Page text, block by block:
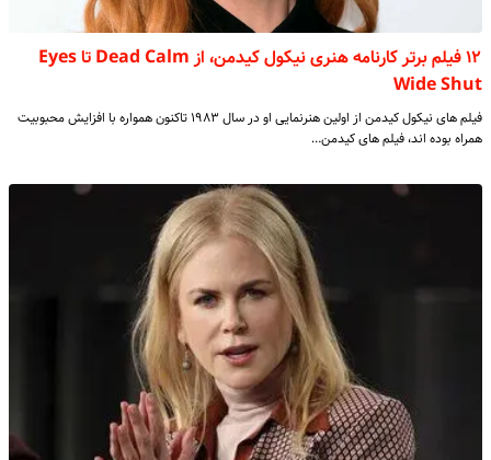
۱۲ فیلم برتر کارنامه هنری نیکول کیدمن، از Dead Calm تا Eyes
Wide Shut
فیلم های نیکول کیدمن از اولین هنرنمایی او در سال ۱۹۸۳ تاکنون همواره با افزایش محبوبیت
همراه بوده اند، فیلم های کیدمن…